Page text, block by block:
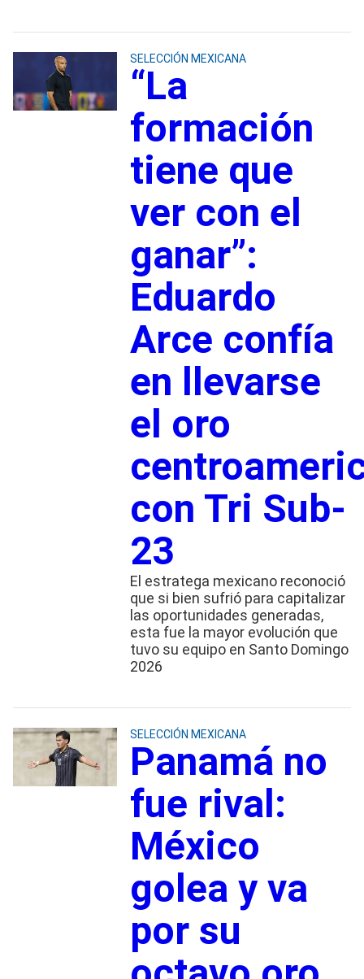
SELECCIÓN MEXICANA
“La
formación
tiene que
ver con el
ganar”:
Eduardo
Arce confía
en llevarse
el oro
con Tri Sub-
23
El estratega mexicano reconoció
que si bien sufrió para capitalizar
las oportunidades generadas,
esta fue la mayor evolución que
tuvo su equipo en Santo Domingo
2026
SELECCIÓN MEXICANA
Panamá no
fue rival:
México
golea y va
por su